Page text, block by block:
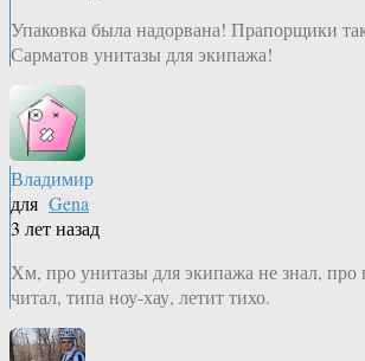
Упаковка была надорвана! Прапорщики
Сарматов унитазы для экипажа!
Владимир
для Gena
3 лет назад
Хм, про унитазы для экипажа не знал, про
читал, типа ноу-хау, летит тихо.